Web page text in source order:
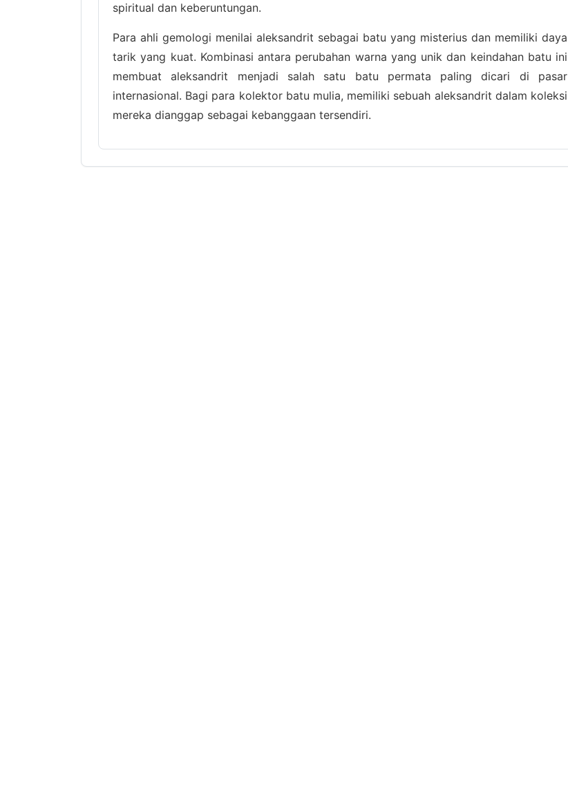
spiritual dan keberuntungan.
Para ahli gemologi menilai aleksandrit sebagai batu yang misterius dan memiliki daya
tarik yang kuat. Kombinasi antara perubahan warna yang unik dan keindahan batu ini
membuat aleksandrit menjadi salah satu batu permata paling dicari di pasar
internasional. Bagi para kolektor batu mulia, memiliki sebuah aleksandrit dalam koleksi
mereka dianggap sebagai kebanggaan tersendiri.